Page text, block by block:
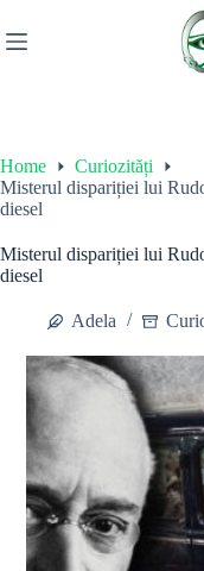
to
content
Home
Curiozități
Misterul dispariției lui
diesel
Misterul dispariției lui
diesel
Adela